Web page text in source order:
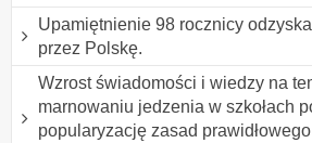
Upamiętnienie 98 rocznicy
przez Polskę.
Wzrost świadomości i wiedzy na
marnowaniu jedzenia w szkołach
popularyzację zasad